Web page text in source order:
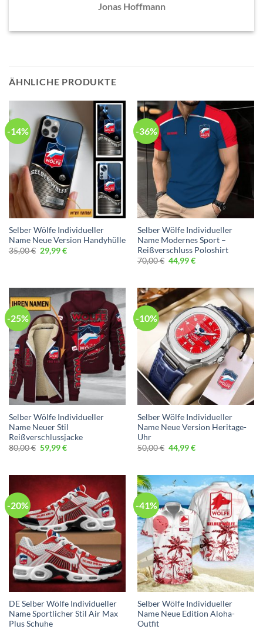
Jonas Hoffmann
ÄHNLICHE PRODUKTE
-14%
Selber Wölfe Individueller
Name Neue Version Handyhülle
35,00€ Ursprünglicher
Preis
29,99€Aktueller
-36%
Selber Wölfe Individueller
Name Modernes Sport –
Reißverschluss Poloshirt
70,00€ Ursprünglicher
Preis
44,99€Aktueller
-25%
Selber Wölfe Individueller
Name Neuer Stil
Reißverschlussjacke
80,00€ Ursprünglicher
Preis
59,99€Aktueller
-10%
Selber Wölfe Individueller
Name Neue Version Heritage-
Uhr
50,00€ Ursprünglicher
Preis
44,99€Aktueller
-20%
DE Selber Wölfe Individueller
Name Sportlicher Stil Air Max
Plus Schuhe
-41%
Selber Wölfe Individueller
Name Neue Edition Aloha-
Outfit